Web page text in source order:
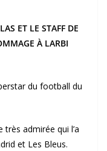
ET LE STAFF DE
À LARBI
du football du
admirée qui l’a
et Les Bleus.